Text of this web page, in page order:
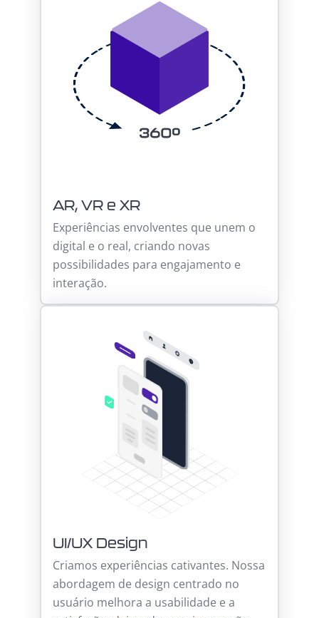
AR, VR e XR
Experiências envolventes que unem o
digital e o real, criando novas
possibilidades para engajamento e
interação.
UI/UX Design
Criamos experiências cativantes. Nossa
abordagem de design centrado no
usuário melhora a usabilidade e a